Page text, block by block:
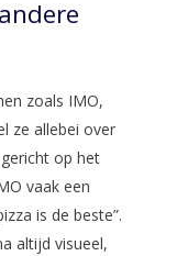
zoals IMO,
ze allebei over
op het
vaak een
is de beste”.
altijd visueel,